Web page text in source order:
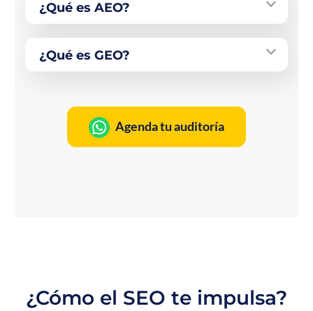
¿Qué es AEO?
¿Qué es GEO?
Agenda tu auditoría
¿Cómo el SEO te impulsa?